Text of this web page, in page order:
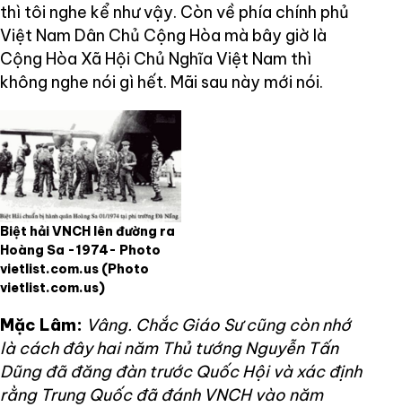
thì tôi nghe kể như vậy. Còn về phía chính phủ
Việt Nam Dân Chủ Cộng Hòa mà bây giờ là
Cộng Hòa Xã Hội Chủ Nghĩa Việt Nam thì
không nghe nói gì hết. Mãi sau này mới nói.
Biệt hải VNCH lên đường ra
Hoàng Sa -1974- Photo
vietlist.com.us (Photo
vietlist.com.us)
Mặc Lâm: Vâng. Chắc Giáo Sư cũng còn nhớ
là cách đây hai năm Thủ tướng Nguyễn Tấn
Dũng đã đăng đàn trước Quốc Hội và xác định
rằng Trung Quốc đã đánh VNCH vào năm